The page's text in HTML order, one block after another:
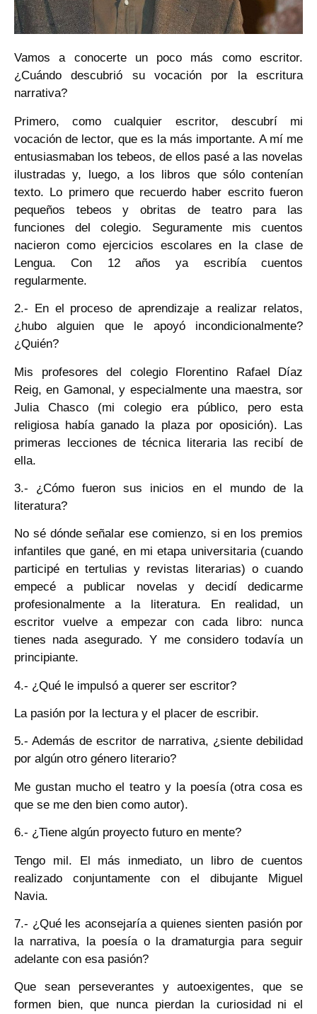
Vamos a conocerte un poco más como escritor.
¿Cuándo descubrió su vocación por la escritura
narrativa?
Primero, como cualquier escritor, descubrí mi
vocación de lector, que es la más importante. A mí me
entusiasmaban los tebeos, de ellos pasé a las novelas
ilustradas y, luego, a los libros que sólo contenían
texto. Lo primero que recuerdo haber escrito fueron
pequeños tebeos y obritas de teatro para las
funciones del colegio. Seguramente mis cuentos
nacieron como ejercicios escolares en la clase de
Lengua. Con 12 años ya escribía cuentos
regularmente.
2.- En el proceso de aprendizaje a realizar relatos,
¿hubo alguien que le apoyó incondicionalmente?
¿Quién?
Mis profesores del colegio Florentino Rafael Díaz
Reig, en Gamonal, y especialmente una maestra, sor
Julia Chasco (mi colegio era público, pero esta
religiosa había ganado la plaza por oposición). Las
primeras lecciones de técnica literaria las recibí de
ella.
3.- ¿Cómo fueron sus inicios en el mundo de la
literatura?
No sé dónde señalar ese comienzo, si en los premios
infantiles que gané, en mi etapa universitaria (cuando
participé en tertulias y revistas literarias) o cuando
empecé a publicar novelas y decidí dedicarme
profesionalmente a la literatura. En realidad, un
escritor vuelve a empezar con cada libro: nunca
tienes nada asegurado. Y me considero todavía un
principiante.
4.- ¿Qué le impulsó a querer ser escritor?
La pasión por la lectura y el placer de escribir.
5.- Además de escritor de narrativa, ¿siente debilidad
por algún otro género literario?
Me gustan mucho el teatro y la poesía (otra cosa es
que se me den bien como autor).
6.- ¿Tiene algún proyecto futuro en mente?
Tengo mil. El más inmediato, un libro de cuentos
realizado conjuntamente con el dibujante Miguel
Navia.
7.- ¿Qué les aconsejaría a quienes sienten pasión por
la narrativa, la poesía o la dramaturgia para seguir
adelante con esa pasión?
Que sean perseverantes y autoexigentes, que se
formen bien, que nunca pierdan la curiosidad ni el